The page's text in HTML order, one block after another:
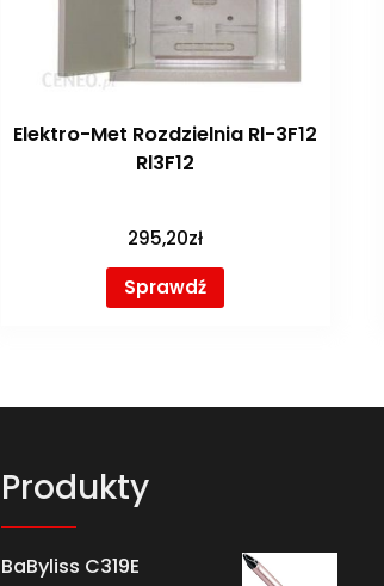
Elektro-Met Rozdzielnia Rl-3F12
Rl3F12
295,20zł
Sprawdź
Produkty
BaByliss C319E